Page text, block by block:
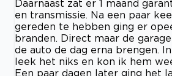
Daarnaast zat er 1 maand
en transmissie. Na een paar
gereden te hebben ging er
branden. Direct maar de
de auto de dag erna brengen.
leek het niks en kon ik hem
Een paar dagen later ging het